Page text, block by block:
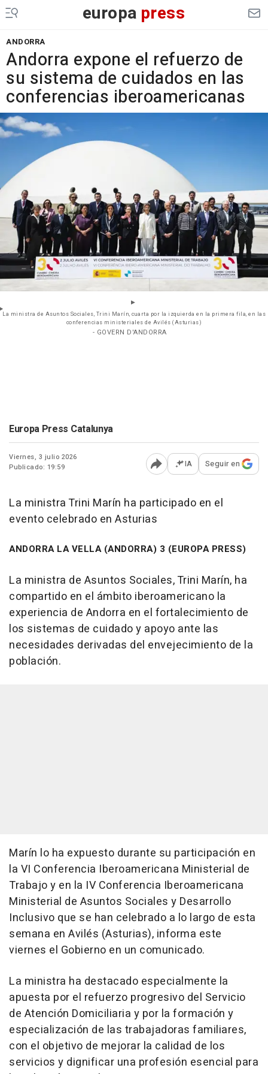
europa press
ANDORRA
Andorra expone el refuerzo de
su sistema de cuidados en las
conferencias iberoamericanas
La ministra de Asuntos Sociales, Trini Marín, cuarta por la izquierda en la primera fila, en las
conferencias ministeriales de Avilés (Asturias)
- GOVERN D'ANDORRA
Europa Press Catalunya
Viernes, 3 julio 2026
Publicado: 19:59
Abrir opciones para
IA Seguir en
La ministra Trini Marín ha participado en el
evento celebrado en Asturias
ANDORRA LA VELLA (ANDORRA) 3 (EUROPA PRESS)
La ministra de Asuntos Sociales, Trini Marín, ha
compartido en el ámbito iberoamericano la
experiencia de Andorra en el fortalecimiento de
los sistemas de cuidado y apoyo ante las
necesidades derivadas del envejecimiento de la
población.
Marín lo ha expuesto durante su participación en
la VI Conferencia Iberoamericana Ministerial de
Trabajo y en la IV Conferencia Iberoamericana
Ministerial de Asuntos Sociales y Desarrollo
Inclusivo que se han celebrado a lo largo de esta
semana en Avilés (Asturias), informa este
viernes el Gobierno en un comunicado.
La ministra ha destacado especialmente la
apuesta por el refuerzo progresivo del Servicio
de Atención Domiciliaria y por la formación y
especialización de las trabajadoras familiares,
con el objetivo de mejorar la calidad de los
servicios y dignificar una profesión esencial para